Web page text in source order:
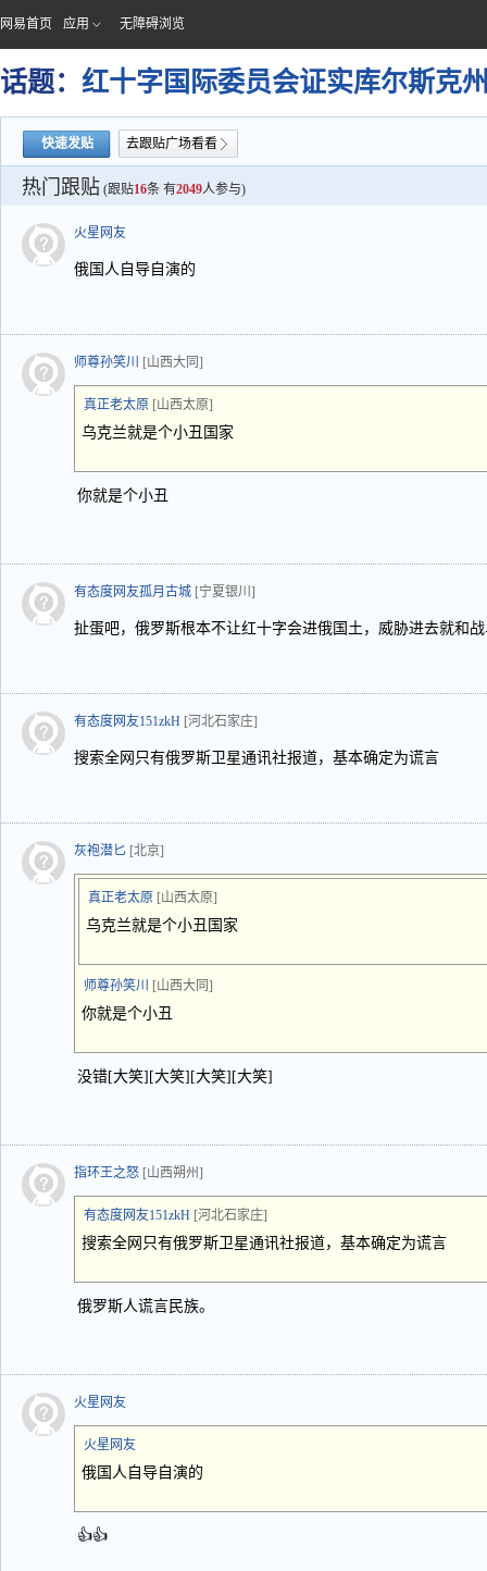
网易首页 应用 无障碍浏览
话题： 红十字国际委员会证实库尔斯克
快速发贴 去跟贴广场看看
热门跟贴 (跟贴16条 有2049人参与)
火星网友
俄国人自导自演的
师尊孙笑川 [山西大同]
真正老太原 [山西太原]
乌克兰就是个小丑国家
你就是个小丑
有态度网友孤月古城 [宁夏银川]
扯蛋吧，俄罗斯根本不让红十字会进俄国土，威胁进去就和
有态度网友151zkH [河北石家庄]
搜索全网只有俄罗斯卫星通讯社报道，基本确定为谎言
灰袍潜匕 [北京]
真正老太原 [山西太原]
乌克兰就是个小丑国家
师尊孙笑川 [山西大同]
你就是个小丑
没错[大笑][大笑][大笑][大笑]
指环王之怒 [山西朔州]
有态度网友151zkH [河北石家庄]
搜索全网只有俄罗斯卫星通讯社报道，基本确定为谎言
俄罗斯人谎言民族。
火星网友
火星网友
俄国人自导自演的
👍👍